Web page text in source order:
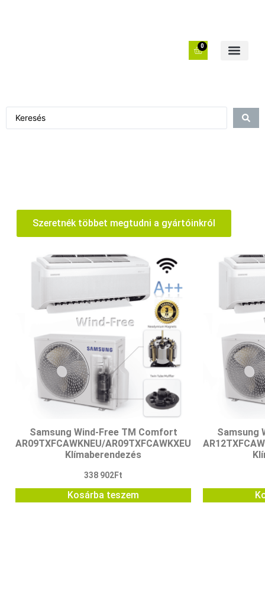
0
Szeretnék többet megtudni a gyártóinkról
Samsung Wind-Free TM Comfort
AR09TXFCAWKNEU/AR09TXFCAWKXEU
Klímaberendezés
338 902Ft
Kosárba teszem
Samsung